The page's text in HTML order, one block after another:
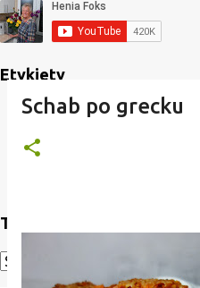
Etykiety
Translate
Powered by Translate
Schab po grecku